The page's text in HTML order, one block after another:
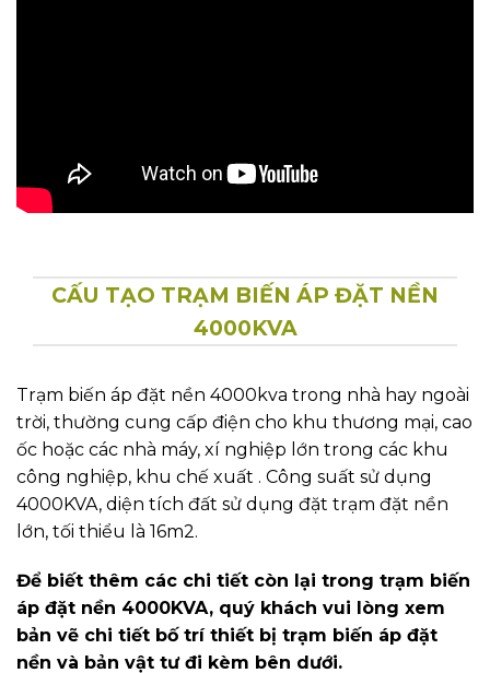
CẤU TẠO TRẠM BIẾN ÁP ĐẶT NỀN
4000KVA
Trạm biến áp đặt nền 4000kva trong nhà hay ngoài
trời, thường cung cấp điện cho khu thương mại, cao
ốc hoặc các nhà máy, xí nghiệp lớn trong các khu
công nghiệp, khu chế xuất . Công suất sử dụng
4000KVA, diện tích đất sử dụng đặt trạm đặt nền
lớn, tối thiểu là 16m2.
Để biết thêm các chi tiết còn lại trong trạm biến
áp đặt nền 4000KVA, quý khách vui lòng xem
bản vẽ chi tiết bố trí thiết bị trạm biến áp đặt
nền và bản vật tư đi kèm bên dưới.